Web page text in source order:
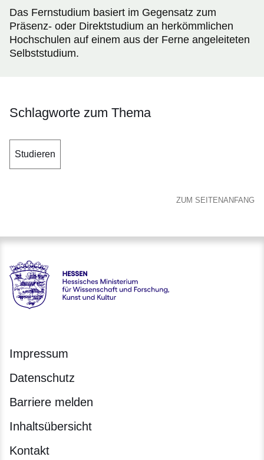
Das Fernstudium basiert im Gegensatz zum
Präsenz- oder Direktstudium an herkömmlichen
Hochschulen auf einem aus der Ferne angeleiteten
Selbststudium.
Schlagworte zum Thema
Studieren
ZUM SEITENANFANG
Hessen - Hessisches Ministerium für Wissenschaft und
Impressum
Datenschutz
Barriere melden
Inhaltsübersicht
Kontakt